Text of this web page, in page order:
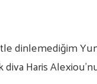
dinlemediğim
Haris